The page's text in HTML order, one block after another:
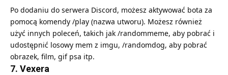
Po dodaniu do serwera Discord, możesz aktywować bota za
pomocą komendy /play (nazwa utworu). Możesz również
użyć innych poleceń, takich jak /randommeme, aby pobrać i
udostępnić losowy mem z imgu, /randomdog, aby pobrać
obrazek, film, gif psa itp.
7. Vexera